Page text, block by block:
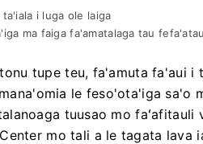
i luga ole laiga
ma faiga fa'amatalaga tau
tupe teu, fa'amuta fa'aui i
le feso'ota'iga sa'o
tuusao mo faʻafitauli
mo tali a le tagata lava